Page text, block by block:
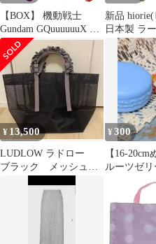
【BOX】 機動戦士
Gundam GQuuuuuuX グ
ミ（ジークアクスグ
ミ） 12個入り BOX 食
玩 ｜ バンダイ
BANDAI ガンダム
新品
日本製 ラ
オル ボー
ラウンボ
スタオル
泉州タオル
¥ 13,500
LUDLOW ラドロー
ブラック メッシュ
プハンドル
¥300
【16-
ルーツゼリ
ット【ハ